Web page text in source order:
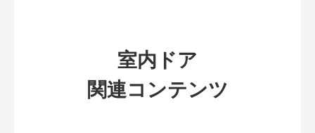
室内ドア
関連コンテンツ